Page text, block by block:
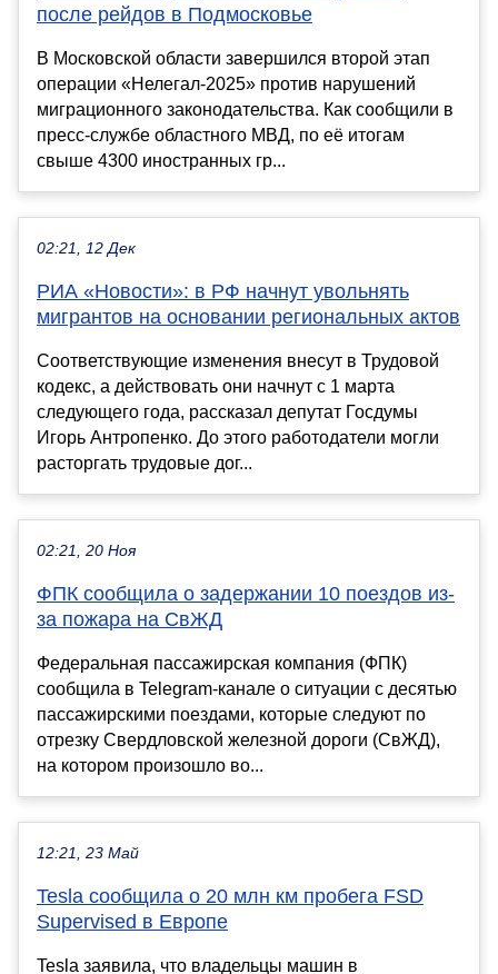
после рейдов в Подмосковье
В Московской области завершился второй этап
операции «Нелегал-2025» против нарушений
миграционного законодательства. Как сообщили в
пресс-службе областного МВД, по её итогам
свыше 4300 иностранных гр...
02:21, 12 Дек
РИА «Новости»: в РФ начнут увольнять
мигрантов на основании региональных актов
Соответствующие изменения внесут в Трудовой
кодекс, а действовать они начнут с 1 марта
следующего года, рассказал депутат Госдумы
Игорь Антропенко. До этого работодатели могли
расторгать трудовые дог...
02:21, 20 Ноя
ФПК сообщила о задержании 10 поездов из-
за пожара на СвЖД
Федеральная пассажирская компания (ФПК)
сообщила в Telegram-канале о ситуации с десятью
пассажирскими поездами, которые следуют по
отрезку Свердловской железной дороги (СвЖД),
на котором произошло во...
12:21, 23 Май
Tesla сообщила о 20 млн км пробега FSD
Supervised в Европе
Tesla заявила, что владельцы машин в